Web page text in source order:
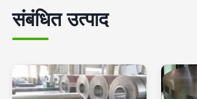
संबंधित उत्पाद